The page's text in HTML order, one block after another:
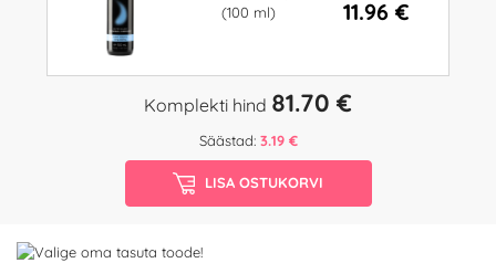
(100 ml)
11.96 €
Komplekti hind 81.70 €
Säästad: 3.19 €
LISA OSTUKORVI